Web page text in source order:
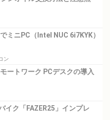
ミニPC（Intel NUC 6i7KYK）
ン
ートワーク PCデスクの導入
イク「FAZER25」インプレ